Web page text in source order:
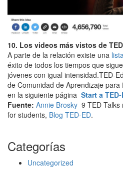
10. Los videos más vistos de TED
A parte de la relación existe una
éxito de todos los tiempos que
jóvenes con igual intensidad.TED-
de Comunidad de Aprendizaje
en la siguiente página Start a
Fuente: Annie Brosky 9 TED Talks
for students, Blog TED-ED.
Categorías
Uncategorized